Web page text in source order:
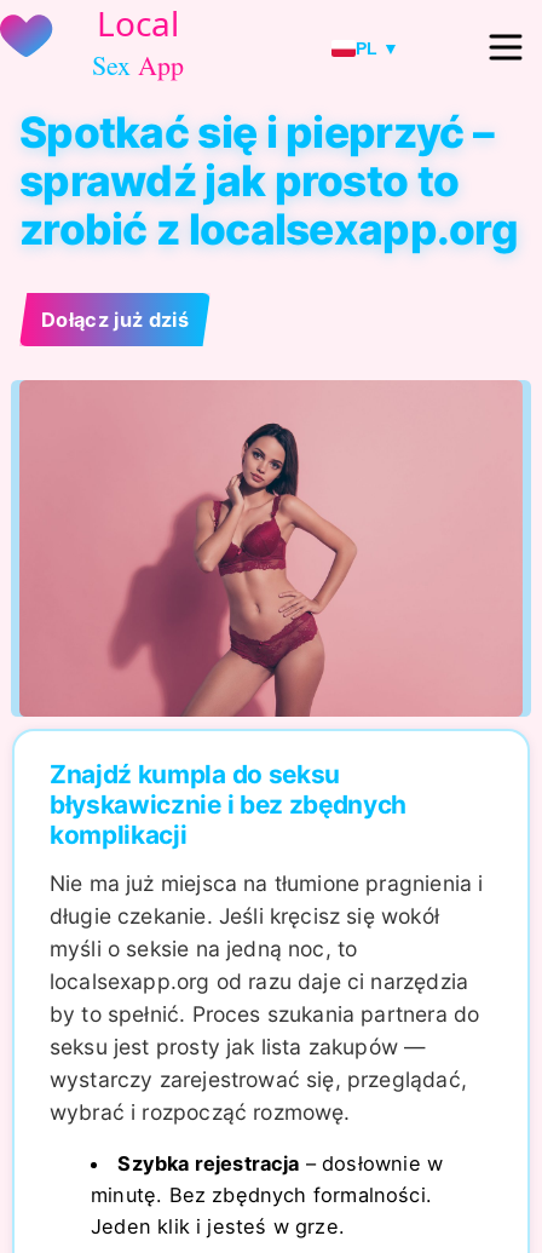
PL ▼
Spotkać się i pieprzyć –
sprawdź jak prosto to
zrobić z localsexapp.org
Dołącz już dziś
Znajdź kumpla do seksu
błyskawicznie i bez zbędnych
komplikacji
Nie ma już miejsca na tłumione pragnienia i
długie czekanie. Jeśli kręcisz się wokół
myśli o seksie na jedną noc, to
localsexapp.org od razu daje ci narzędzia
by to spełnić. Proces szukania partnera do
seksu jest prosty jak lista zakupów —
wystarczy zarejestrować się, przeglądać,
wybrać i rozpocząć rozmowę.
Szybka rejestracja – dosłownie w
minutę. Bez zbędnych formalności.
Jeden klik i jesteś w grze.